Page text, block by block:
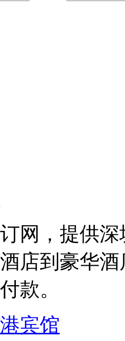
网，提供
店到豪华
款。
宾馆